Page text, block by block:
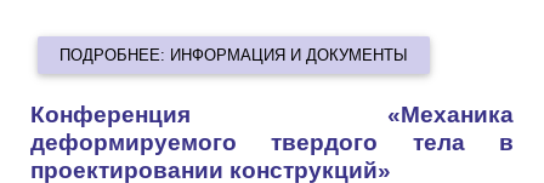
ПОДРОБНЕЕ: ИНФОРМАЦИЯ И ДОКУМЕНТЫ
Конференция «Механика
деформируемого твердого тела в
проектировании конструкций»